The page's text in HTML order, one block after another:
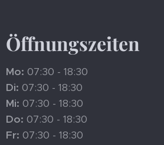
Öffnungszeiten
Mo: 07:30 - 18:30
Di: 07:30 - 18:30
Mi: 07:30 - 18:30
Do: 07:30 - 18:30
Fr: 07:30 - 18:30